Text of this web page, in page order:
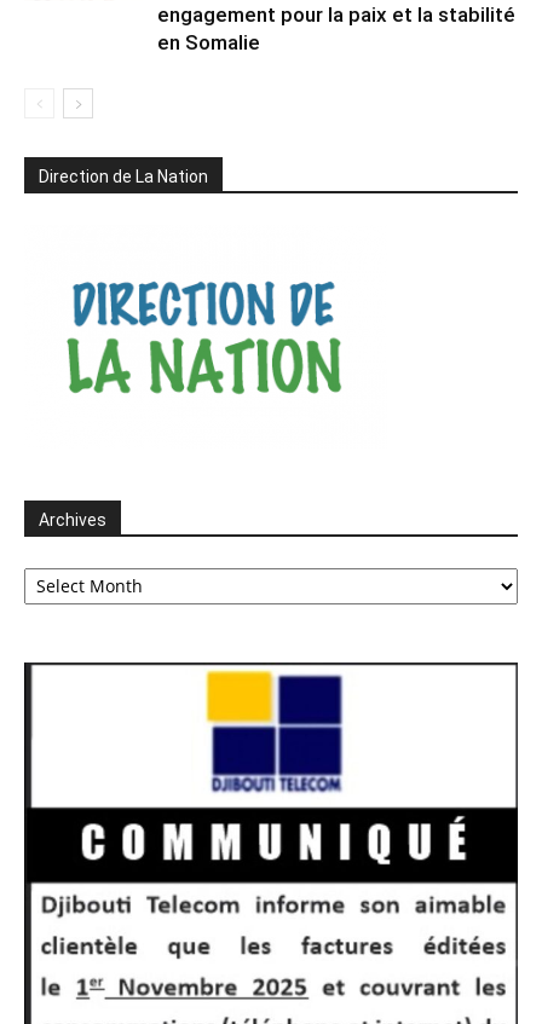
engagement pour la paix et la stabilité
en Somalie
Direction de La Nation
Archives
Archives